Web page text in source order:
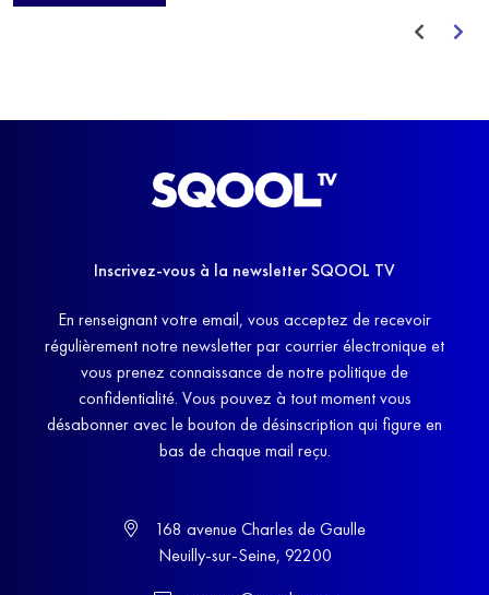
Inscrivez-vous à la newsletter SQOOL TV
En renseignant votre email, vous acceptez de recevoir
régulièrement notre newsletter par courrier électronique et
vous prenez connaissance de notre politique de
confidentialité. Vous pouvez à tout moment vous
désabonner avec le bouton de désinscription qui figure en
bas de chaque mail reçu.
168 avenue Charles de Gaulle
Neuilly-sur-Seine, 92200